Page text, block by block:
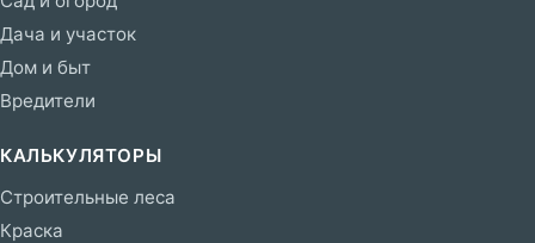
Дача и участок
Дом и быт
Вредители
КАЛЬКУЛЯТОРЫ
Строительные леса
Краска